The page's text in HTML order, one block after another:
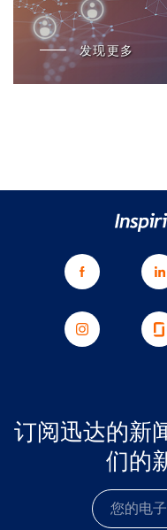
发现更多
订阅迅达的新
们的
电子邮件